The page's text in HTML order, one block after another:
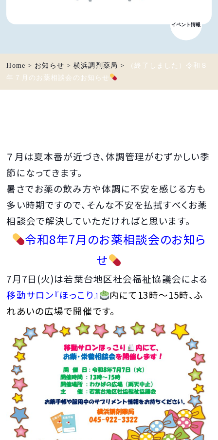
お知らせ
イベント情報
Home > お知らせ >横浜調剤薬局 >
（終了しました）令和８
年７月のお薬相談会のお知らせ
７月は夏本番が近づき、体調管理がむずかしい季
節になってきます。
暑さでお薬の飲み方や体調に不安を感じる方も
多い時期ですので、そんな不安を払拭すべくお薬
相談会で解決していただければと思います。
令和8年7月のお薬相談会のお知ら
せ
7月7日(火)は若葉台地区社会福祉協議会による
移動サロン『ほっこり』
内にて13時～15時、ふ
れあいの広場で開催です。